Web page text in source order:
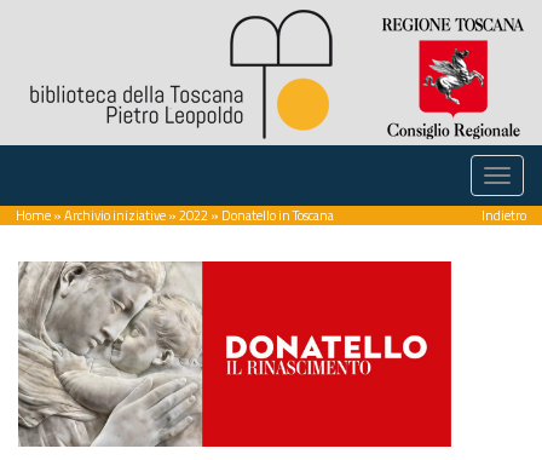
Home»Archivio iniziative»2022» Donatello in Toscana Indietro